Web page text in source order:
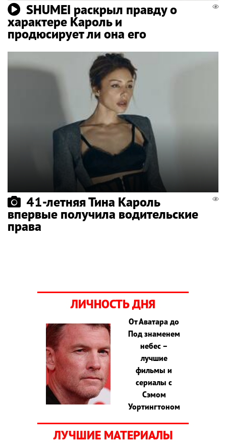
SHUMEI раскрыл правду о
характере Кароль и
продюсирует ли она его
41-летняя Тина Кароль
впервые получила водительские
права
ЛИЧНОСТЬ ДНЯ
От Аватара до
Под знаменем
небес –
лучшие
фильмы и
сериалы с
Сэмом
Уортингтоном
ЛУЧШИЕ МАТЕРИАЛЫ